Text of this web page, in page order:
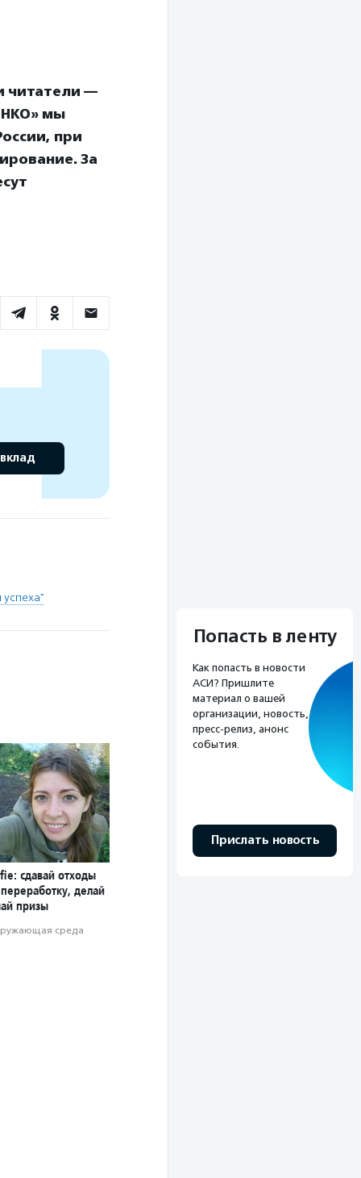
читатели —
НКО» мы
при
За
сдавай отходы
делай
призы
среда
Попасть в ленту
Как попасть в новости
АСИ? Пришлите
материал о вашей
организации, новость,
пресс-релиз, анонс
события.
Прислать новость